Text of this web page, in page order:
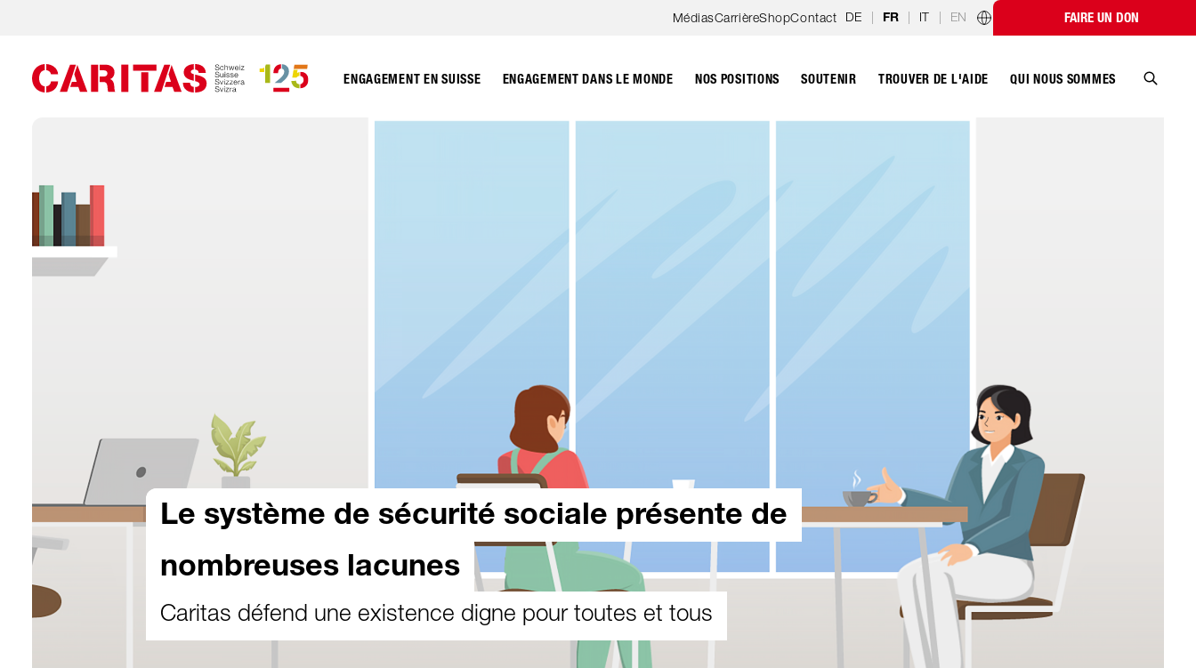
Aller au contenu
MédiasCarrièreShopContact DE | FR | IT | EN
Programmes par paysFAIRE UN DON
ENGAGEMENT EN SUISSE ENGAGEMENT DANS LE MONDE NOS POSITIONS SOUTENIR TROUVER DE L'AIDE QUI NOUS SOMMES
Le système de sécurité sociale présente de
nombreuses lacunes
Caritas défend une existence digne pour toutes et tous